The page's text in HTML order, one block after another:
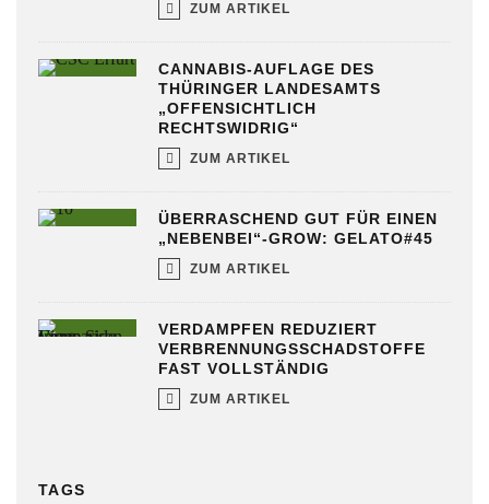
ZUM ARTIKEL
CANNABIS-AUFLAGE DES
THÜRINGER LANDESAMTS
„OFFENSICHTLICH
RECHTSWIDRIG“
ZUM ARTIKEL
ÜBERRASCHEND GUT FÜR EINEN
„NEBENBEI“-GROW: GELATO#45
ZUM ARTIKEL
VERDAMPFEN REDUZIERT
VERBRENNUNGSSCHADSTOFFE
FAST VOLLSTÄNDIG
ZUM ARTIKEL
TAGS